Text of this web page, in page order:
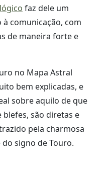
faz dele um
comunicação, com
de maneira forte e
no Mapa Astral
bem explicadas, e
sobre aquilo de que
são diretas e
pela charmosa
signo de Touro.